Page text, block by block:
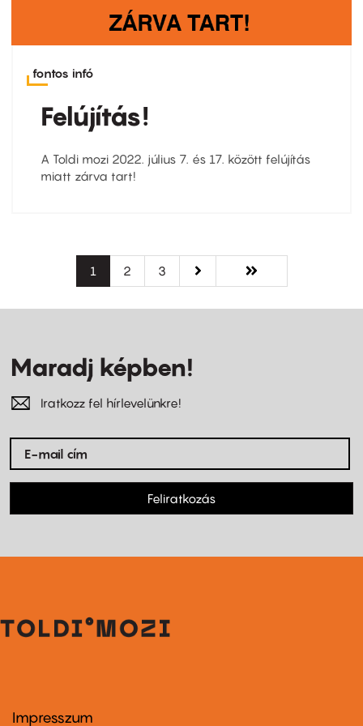
fontos infó
Felújítás!
A Toldi mozi 2022. július 7. és 17. között felújítás
miatt zárva tart!
Oldalszámozás
Jelenlegi
oldal
1 Oldal
2 Oldal
3
Következő
oldal
››
Utolsó
oldal
Utolsó »
Maradj képben!
Iratkozz fel hírlevelünkre!
Feliratkozás
Footer
Impresszum